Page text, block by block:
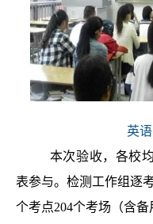
英
本次验收，各校
表参与。检测工作组逐
个考点204个考场（含备